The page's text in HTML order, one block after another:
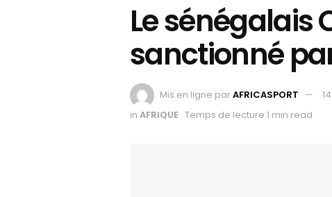
Le sénégalais
sanctionné
Mis en ligne parAFRICASPORT
in AFRIQUE Temps de lecture:1 min read